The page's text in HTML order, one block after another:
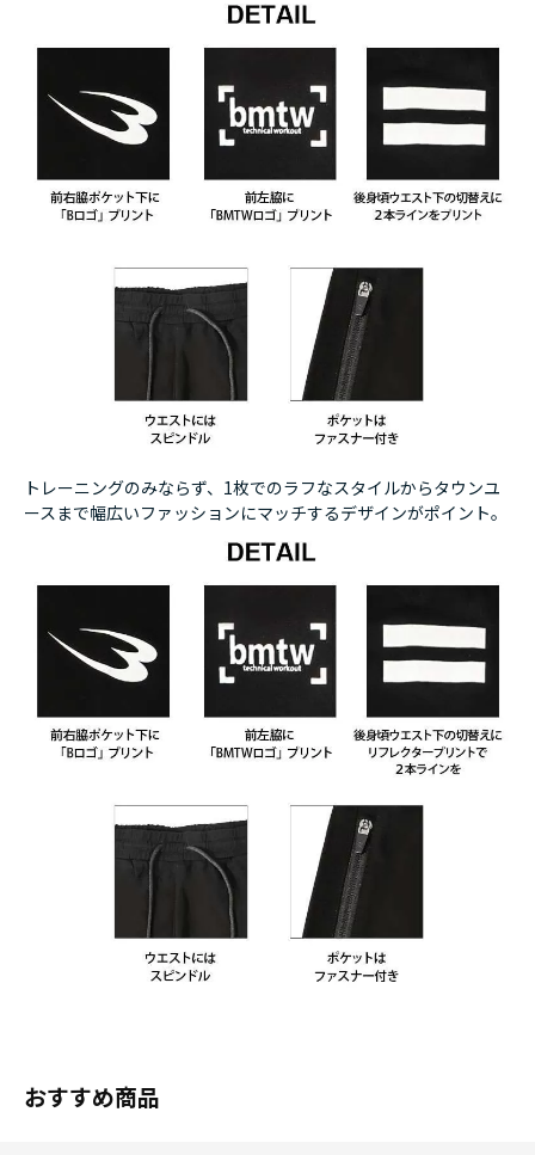
トレーニングのみならず、1枚でのラフなスタイルからタウンユ
ースまで幅広いファッションにマッチするデザインがポイント。
おすすめ商品